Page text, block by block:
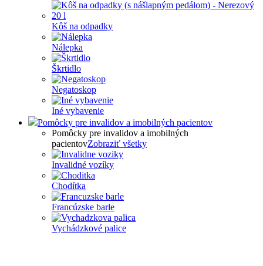
Kôš na odpadky
Nálepka
Škrtidlo
Negatoskop
Iné vybavenie
Pomôcky pre invalidov a imobilných pacientov
Pomôcky pre invalidov a imobilných
pacientovZobraziť všetky
Invalidné vozíky
Chodítka
Francúzske barle
Vychádzkové palice